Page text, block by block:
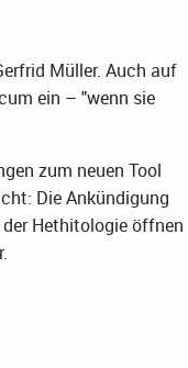
Müller. Auch auf
ein – "wenn sie
zum neuen Tool
Die Ankündigung
Hethitologie öffnen